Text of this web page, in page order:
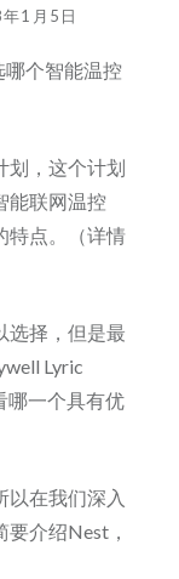
1月5日
哪个智能温控
划，这个计划
能联网温控
特点。（详情
选择，但是最
Lyric
哪一个具有优
以在我们深入
介绍Nest，